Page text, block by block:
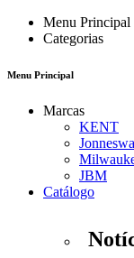
Menu Principal
Categorias
Menu Principal
Marcas
KENT
JBM
Catálogo